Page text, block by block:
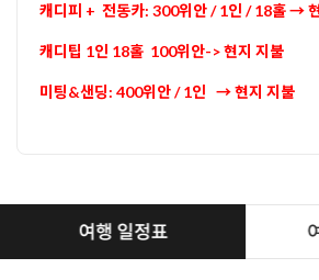
캐디피 + 전동카: 300위안 / 1인 / 18홀 →
캐디팁 1인 18홀 100위안-> 현지 지불
미팅&샌딩: 400위안 / 1인 → 현지 지불